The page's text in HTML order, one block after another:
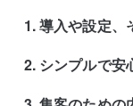
導入や設定、
シンプルで安